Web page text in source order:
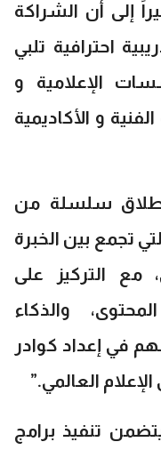
إلى أن الشراكة
احترافية تلبي
الإعلامية و
و الأكاديمية
إطلاق سلسلة من
تجمع بين الخبرة
مع التركيز على
والذكاء
في إعداد كوادر
العالمي.”
تنفيذ برامج